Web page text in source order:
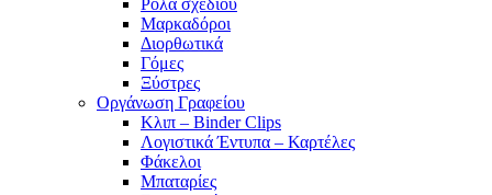
Μαρκαδόροι
Διορθωτικά
Γόμες
Ξύστρες
Οργάνωση Γραφείου
Κλιπ – Binder Clips
Λογιστικά Έντυπα – Καρτέλες
Φάκελοι
Μπαταρίες